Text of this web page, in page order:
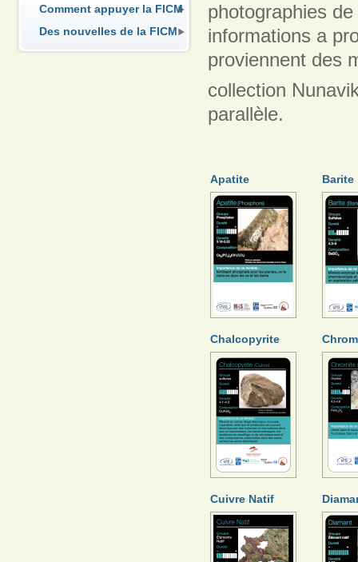
Comment appuyer la FICM
Des nouvelles de la FICM
photographies
informations a
proviennent des
collection
parallèle.
Apatite Barite
Chalcopyrite
Cuivre Natif